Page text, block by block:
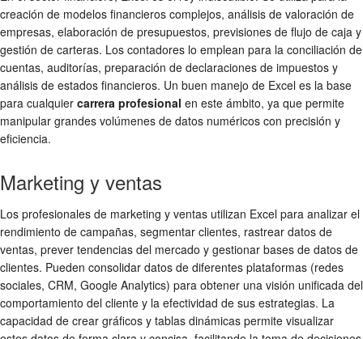
creación de modelos financieros complejos, análisis de valoración de
empresas, elaboración de presupuestos, previsiones de flujo de caja y
gestión de carteras. Los contadores lo emplean para la conciliación de
cuentas, auditorías, preparación de declaraciones de impuestos y
análisis de estados financieros. Un buen manejo de Excel es la base
para cualquier carrera profesional en este ámbito, ya que permite
manipular grandes volúmenes de datos numéricos con precisión y
eficiencia.
Marketing y ventas
Los profesionales de marketing y ventas utilizan Excel para analizar el
rendimiento de campañas, segmentar clientes, rastrear datos de
ventas, prever tendencias del mercado y gestionar bases de datos de
clientes. Pueden consolidar datos de diferentes plataformas (redes
sociales, CRM, Google Analytics) para obtener una visión unificada del
comportamiento del cliente y la efectividad de sus estrategias. La
capacidad de crear gráficos y tablas dinámicas permite visualizar